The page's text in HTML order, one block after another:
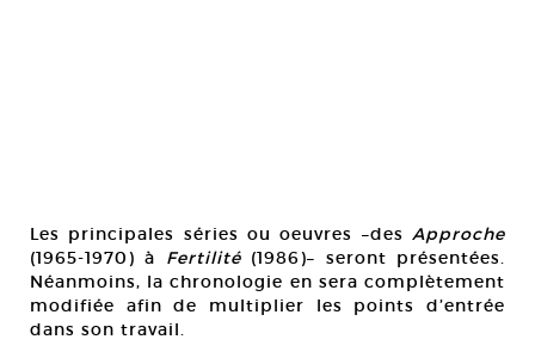
Les principales séries ou oeuvres –des Approche
(1965-1970) à Fertilité(1986)– seront présentées.
Néanmoins, la chronologie en sera complètement
modifiée afin de multiplier les points d’entrée
dans son travail.